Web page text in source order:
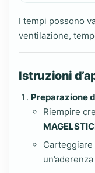
I tempi possono
ventilazione,
Istruzioni
Preparazione
Riempire